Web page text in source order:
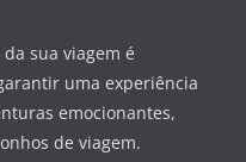
sua viagem é
uma experiência
emocionantes,
de viagem.